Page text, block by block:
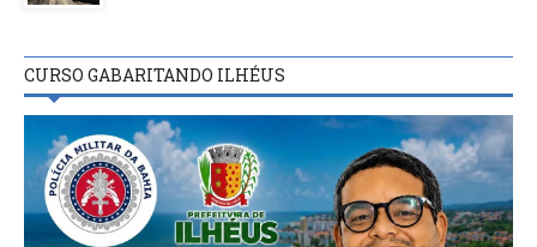
CURSO GABARITANDO ILHÉUS